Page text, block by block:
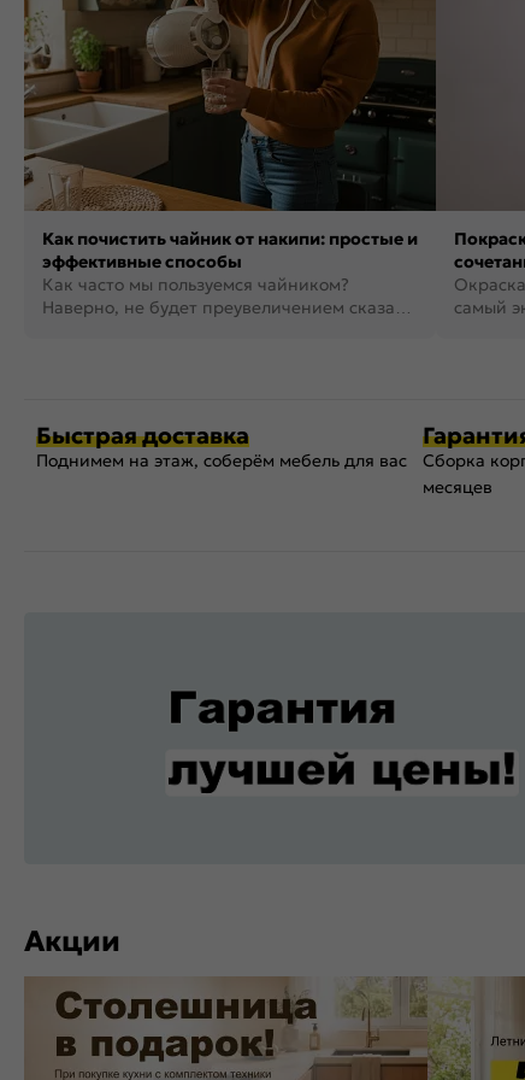
Как почистить чайник от накипи: простые и
эффективные способы
Как часто мы пользуемся чайником?
Наверно, не будет преувеличением сказать,
фото
самый
Быстрая доставка
Поднимем на этаж, соберём мебель для вас
Сборка
месяцев
Акции